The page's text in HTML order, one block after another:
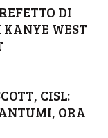
DI
WEST
CISL:
ORA